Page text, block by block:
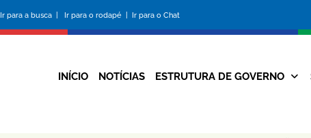
Ir para a busca | Ir para o rodapé | Ir para o Chat
da
INÍCIO NOTÍCIAS ESTRUTURA DE GOVERNO